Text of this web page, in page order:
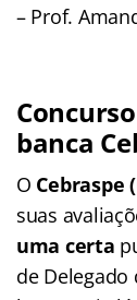
– Prof.
banca
O Cebraspe
suas
uma certa
de Delegado